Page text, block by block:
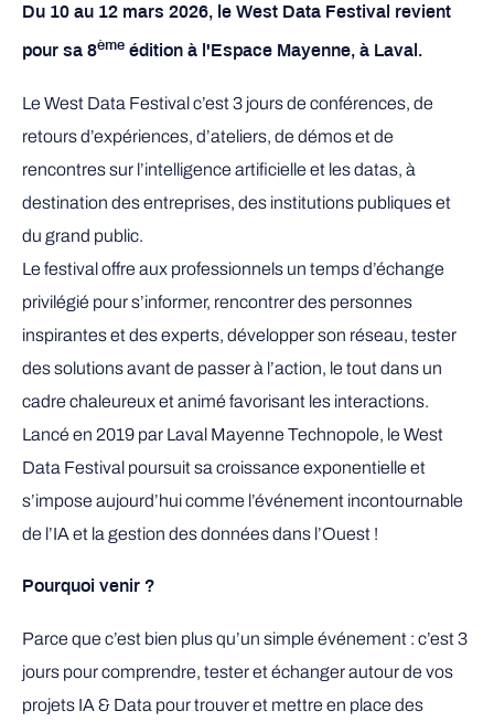
Du 10 au 12 mars 2026, le West Data Festival revient
pour sa 8ème édition à l'Espace Mayenne, à Laval.
Le West Data Festival c’est 3 jours de conférences, de
retours d’expériences, d’ateliers, de démos et de
rencontres sur l’intelligence artificielle et les datas, à
destination des entreprises, des institutions publiques et
du grand public.
Le festival offre aux professionnels un temps d’échange
privilégié pour s’informer, rencontrer des personnes
inspirantes et des experts, développer son réseau, tester
des solutions avant de passer à l’action, le tout dans un
cadre chaleureux et animé favorisant les interactions.
Lancé en 2019 par Laval Mayenne Technopole, le West
Data Festival poursuit sa croissance exponentielle et
s’impose aujourd’hui comme l’événement incontournable
de l’IA et la gestion des données dans l’Ouest !
Pourquoi venir ?
Parce que c’est bien plus qu’un simple événement : c’est 3
jours pour comprendre, tester et échanger autour de vos
projets IA & Data pour trouver et mettre en place des